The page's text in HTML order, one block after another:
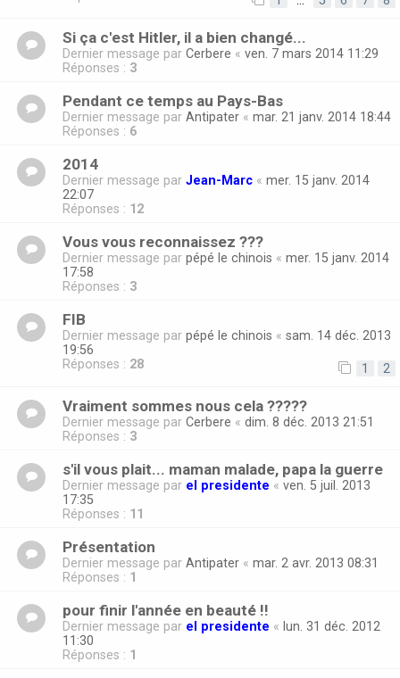
Si ça c'est Hitler, il a bien changé...
Dernier message par Cerbere « ven. 7 mars 2014 11:29
Réponses : 3
Pendant ce temps au Pays-Bas
Dernier message par Antipater « mar. 21 janv. 2014 18:44
Réponses : 6
2014
Dernier message par Jean-Marc « mer. 15 janv. 2014
22:07
Réponses : 12
Vous vous reconnaissez ???
Dernier message par pépé le chinois « mer. 15 janv. 2014
17:58
Réponses : 3
FIB
Dernier message par pépé le chinois « sam. 14 déc. 2013
19:56
Réponses : 28 1 2
Vraiment sommes nous cela ?????
Dernier message par Cerbere « dim. 8 déc. 2013 21:51
Réponses : 3
s'il vous plait... maman malade, papa la guerre
Dernier message par el presidente « ven. 5 juil. 2013
17:35
Réponses : 11
Présentation
Dernier message par Antipater « mar. 2 avr. 2013 08:31
Réponses : 1
pour finir l'année en beauté !!
Dernier message par el presidente « lun. 31 déc. 2012
11:30
Réponses : 1